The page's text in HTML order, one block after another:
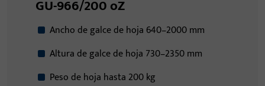
GU-966/200 oZ
Ancho de galce de hoja 640–2000 mm
Altura de galce de hoja 730–2350 mm
Peso de hoja hasta 200 kg